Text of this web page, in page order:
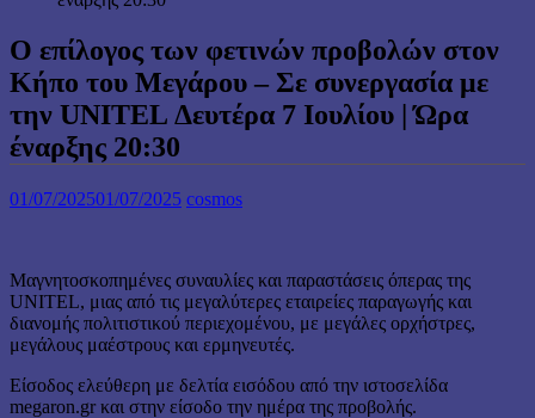
Ο επίλογος των φετινών προβολών στον
Κήπο του Μεγάρου – Σε συνεργασία με
την UNITEL Δευτέρα 7 Ιουλίου | Ώρα
έναρξης 20:30
01/07/202501/07/2025 cosmos
Μαγνητοσκοπημένες συναυλίες και παραστάσεις όπερας της
UNITEL, μιας από τις μεγαλύτερες εταιρείες παραγωγής και
διανομής πολιτιστικού περιεχομένου, με μεγάλες ορχήστρες,
μεγάλους μαέστρους και ερμηνευτές.
Είσοδος ελεύθερη με δελτία εισόδου από την ιστοσελίδα
megaron.gr και στην είσοδο την ημέρα της προβολής.